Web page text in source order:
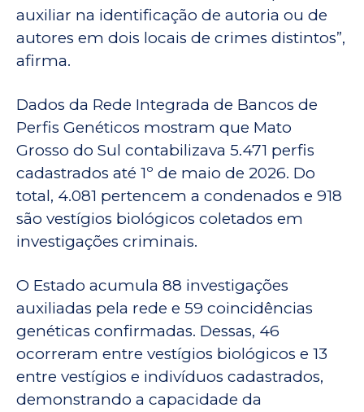
auxiliar na identificação de autoria ou de
autores em dois locais de crimes distintos”,
afirma.
Dados da Rede Integrada de Bancos de
Perfis Genéticos mostram que Mato
Grosso do Sul contabilizava 5.471 perfis
cadastrados até 1º de maio de 2026. Do
total, 4.081 pertencem a condenados e 918
são vestígios biológicos coletados em
investigações criminais.
O Estado acumula 88 investigações
auxiliadas pela rede e 59 coincidências
genéticas confirmadas. Dessas, 46
ocorreram entre vestígios biológicos e 13
entre vestígios e indivíduos cadastrados,
demonstrando a capacidade da